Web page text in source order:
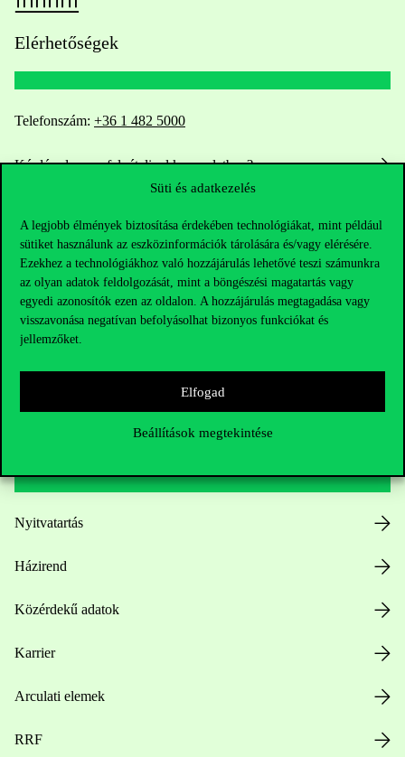
Süti és adatkezelés
A legjobb élmények biztosítása érdekében technológiákat, mint például
sütiket használunk az eszközinformációk tárolására és/vagy elérésére.
Ezekhez a technológiákhoz való hozzájárulás lehetővé teszi számunkra
az olyan adatok feldolgozását, mint a böngészési magatartás vagy
egyedi azonosítók ezen az oldalon. A hozzájárulás megtagadása vagy
visszavonása negatívan befolyásolhat bizonyos funkciókat és
jellemzőket.
Elfogad
Beállítások megtekintése
Elérhetőségek
Telefonszám: +36 1 482 5000
Kérdésed van a felvételivel kapcsolatban?
HUB jelenlegi hallgatóinknak
Sajtó:press@uni-corvinus.hu
Nyitvatartás
Házirend
Közérdekű adatok
Karrier
Arculati elemek
RRF